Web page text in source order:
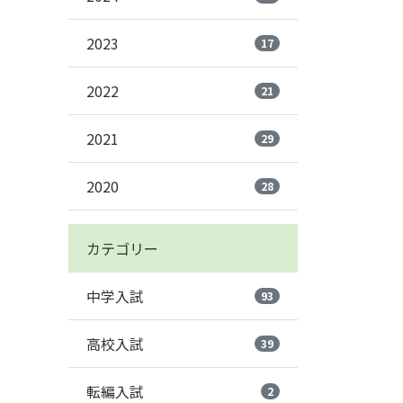
2023 17
2022 21
2021 29
2020 28
カテゴリー
中学入試 93
高校入試 39
転編入試 2